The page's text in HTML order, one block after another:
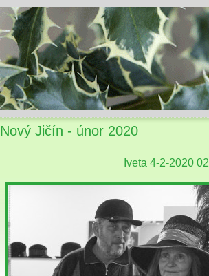
Nový Jičín - únor 2020
Iveta 4-2-2020 02